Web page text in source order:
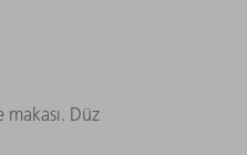
makası. Düz